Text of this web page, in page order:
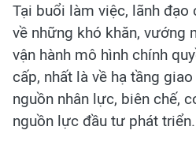
Tại buổi làm việc, lãnh đạo
về những khó khăn, vướng
vận hành mô hình chính
cấp, nhất là về hạ tầng
nguồn nhân lực, biên chế,
nguồn lực đầu tư phát triển.